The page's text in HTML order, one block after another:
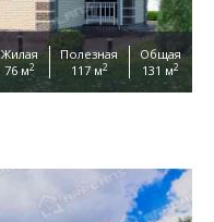
Жилая
76 м2
Полезная
117 м2
Общая
131 м2